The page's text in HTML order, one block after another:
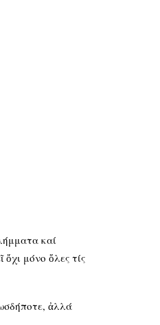
καί
μόνο ὅλες τίς
ἀλλά